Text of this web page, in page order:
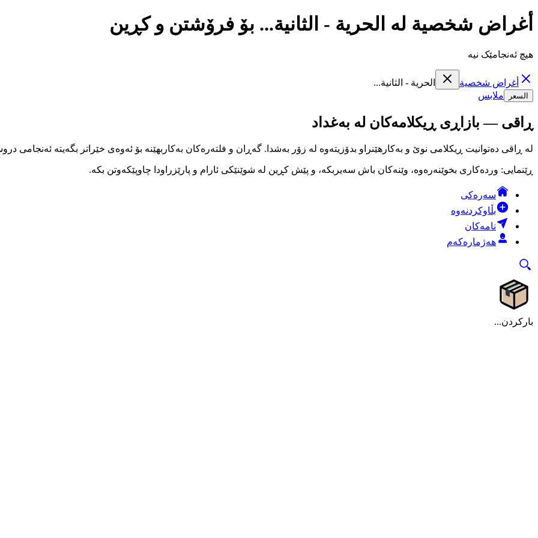
أغراض شخصية لە الحرية - الثانية... بۆ فرۆشتن و کڕین
هیچ ئەنجامێک نیە
أغراض شخصية الحرية - الثانية...
السعر ملابس
ڕاقی — بازاڕی ڕیکلامەکان لە بەغداد
لە ڕاقی دەتوانیت ڕیکلامی نوێ و بەکارهێنراو بدۆزیتەوە لە زۆر بەشدا. گەڕان و فلتەرەکان بەکاربهێنە بۆ ئەوەی خێراتر بگەیتە ئەنجامی
ڕێنمایی: وردەکاری بخوێنەرەوە، وێنەکان باش سەیربکە، و پێش کڕین لە شوێنێکی ئارام و پارێزراودا چاوپێکەوتن بکە.
سەرەکی
بڵاوکردنەوە
نامەکان
هەژمارەکەم
بارکردن...